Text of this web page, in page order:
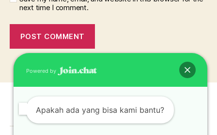
next time I comment.
Powered by
Apakah ada yang bisa kami bantu?